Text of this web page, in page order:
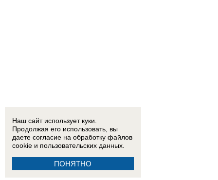
Наш сайт использует куки.
Продолжая его использовать, вы
даете согласие на обработку файлов
cookie и пользовательских данных.
ПОНЯТНО